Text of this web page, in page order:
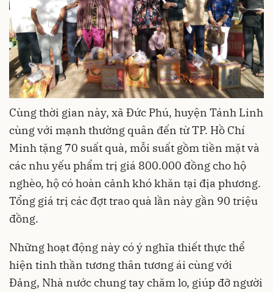
Cùng thời gian này, xã Đức Phú, huyện Tánh Linh
cùng với mạnh thường quân đến từ TP. Hồ Chí
Minh tặng 70 suất quà, mỗi suất gồm tiền mặt và
các nhu yếu phẩm trị giá 800.000 đồng cho hộ
nghèo, hộ có hoàn cảnh khó khăn tại địa phương.
Tổng giá trị các đợt trao quà lần này gần 90 triệu
đồng.
Những hoạt động này có ý nghĩa thiết thực thể
hiện tinh thần tương thân tương ái cùng với
Đảng, Nhà nước chung tay chăm lo, giúp đỡ người